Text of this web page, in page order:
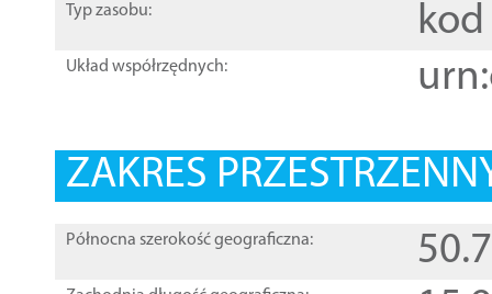
Typ zasobu: kod
Układ współrzędnych:
ZAKRES
Północna szerokość geograficzna: